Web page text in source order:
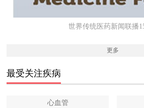
世界传统医药新闻联播
更多
最受关注疾病
心血管